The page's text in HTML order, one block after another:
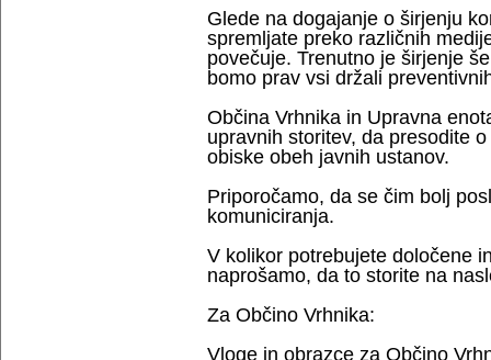
Glede na dogajanje o širjenju
spremljate preko različnih
povečuje. Trenutno je širjenje
bomo prav vsi držali
Občina Vrhnika in Upravna
upravnih storitev, da presodite
obiske obeh javnih ustanov.
Priporočamo, da se čim bolj
komuniciranja.
V kolikor potrebujete določene
naprošamo, da to storite na
Za Občino Vrhnika:
Vloge in obrazce za Občino